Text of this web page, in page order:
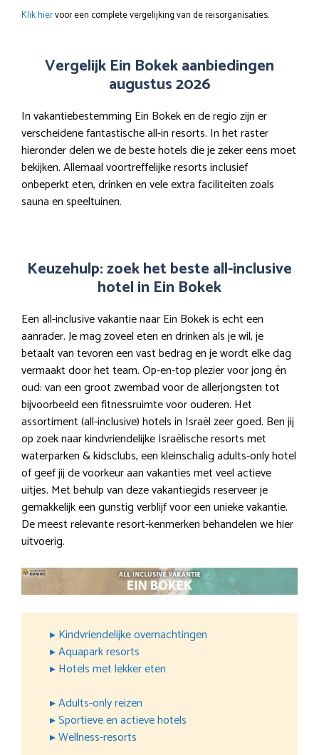
Klik hiervoor een complete vergelijking van de reisorganisaties.
Vergelijk Ein Bokek aanbiedingen
augustus 2026
In vakantiebestemming Ein Bokek en de regio zijn er
verscheidene fantastische all-in resorts. In het raster
hieronder delen we de beste hotels die je zeker eens moet
bekijken. Allemaal voortreffelijke resorts inclusief
onbeperkt eten, drinken en vele extra faciliteiten zoals
sauna en speeltuinen.
Keuzehulp: zoek het beste all-inclusive
hotel in Ein Bokek
Een all-inclusive vakantie naar Ein Bokek is echt een
aanrader. Je mag zoveel eten en drinken als je wil, je
betaalt van tevoren een vast bedrag en je wordt elke dag
vermaakt door het team. Op-en-top plezier voor jong én
oud: van een groot zwembad voor de allerjongsten tot
bijvoorbeeld een fitnessruimte voor ouderen. Het
assortiment (all-inclusive) hotels in Israël zeer goed. Ben jij
op zoek naar kindvriendelijke Israëlische resorts met
waterparken & kidsclubs, een kleinschalig adults-only hotel
of geef jij de voorkeur aan vakanties met veel actieve
uitjes. Met behulp van deze vakantiegids reserveer je
gemakkelijk een gunstig verblijf voor een unieke vakantie.
De meest relevante resort-kenmerken behandelen we hier
uitvoerig.
▸ Kindvriendelijke overnachtingen
▸ Aquapark resorts
▸ Hotels met lekker eten
▸ Adults-only reizen
▸ Sportieve en actieve hotels
▸ Wellness-resorts